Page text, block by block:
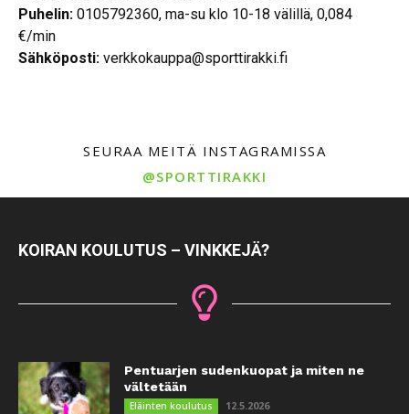
Puhelin: 0105792360, ma-su klo 10-18 välillä, 0,084
€/min
Sähköposti: verkkokauppa@sporttirakki.fi
SEURAA MEITÄ INSTAGRAMISSA
@SPORTTIRAKKI
KOIRAN KOULUTUS – VINKKEJÄ?
Pentuarjen sudenkuopat ja miten ne
vältetään
Eläinten koulutus 12.5.2026